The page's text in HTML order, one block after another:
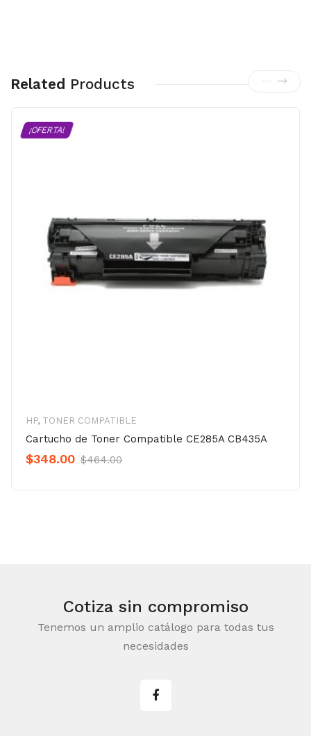
Related Products
¡OFERTA!
HP, TONER COMPATIBLE
Cartucho de Toner Compatible CE285A CB435A
$464.00Original
$348.00
Current
Cotiza sin compromiso
Tenemos un amplio catálogo para todas tus
necesidades